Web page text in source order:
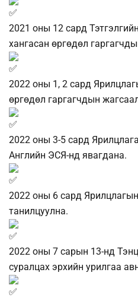
2021 оны 12 сард
хангасан өргөдөл
2022 оны 1, 2 сард
өргөдөл гаргагчдын
2022 оны 3-5 сард
Английн ЭСЯ-нд явагдана.
2022 оны 6 сард
танилцуулна.
2022 оны 7 сарын 13-нд
суралцах эрхийн урилгаа